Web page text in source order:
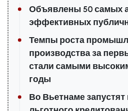
Объявлены 50 самых
эффективных
Темпы роста
производства за
стали самыми
годы
Во Вьетнаме